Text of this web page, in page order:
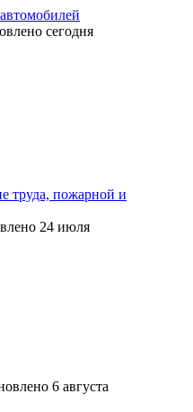
сегодня
труда, пожарной и
24 июля
6 августа